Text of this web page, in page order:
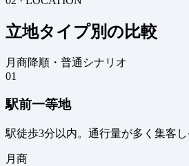
立地タイプ別の比較
月商降順・普通シナリオ
01
駅前一等地
駅徒歩3分以内。通行量が多く集客
月商